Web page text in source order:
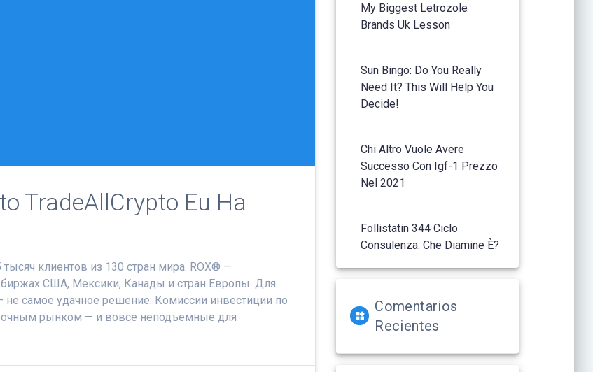
TradeAllCrypto Eu На
клиентов из 130 стран мира. ROX® —
США, Мексики, Канады и стран Европы. Для
самое удачное решение. Комиссии инвестиции по
рынком — и вовсе неподъемные для
My Biggest Letrozole
Brands Uk Lesson
Sun Bingo: Do You Really
Need It? This Will Help You
Decide!
Chi Altro Vuole Avere
Successo Con Igf-1 Prezzo
Nel 2021
Follistatin 344 Ciclo
Consulenza: Che Diamine È?
Comentarios
Recientes